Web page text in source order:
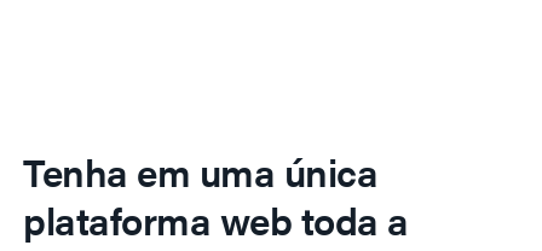
Tenha em uma única
plataforma web toda a